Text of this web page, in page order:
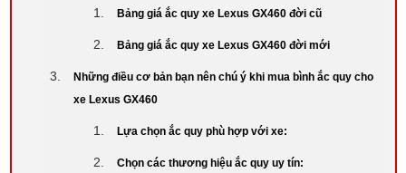
Bảng giá ắc quy xe Lexus GX460 đời cũ
Bảng giá ắc quy xe Lexus GX460 đời mới
Những điều cơ bản bạn nên chú ý khi mua bình ắc quy cho
xe Lexus GX460
Lựa chọn ắc quy phù hợp với xe:
Chọn các thương hiệu ắc quy uy tín: